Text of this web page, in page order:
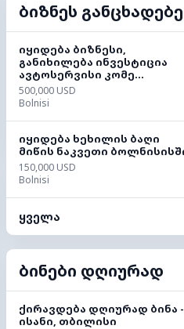
ბიზნეს
იყიდება ბიზნესი,
განიხილება ინვესტიცია
ავტოსერვისი კომე...
500,000 USD
Bolnisi
იყიდება ხეხილის ბაღი
მიწის ნაკვეთი
150,000 USD
Bolnisi
ყველა
ბინები დღიურად
ქირავდება დღიურად ბინა -
ისანი, თბილისი